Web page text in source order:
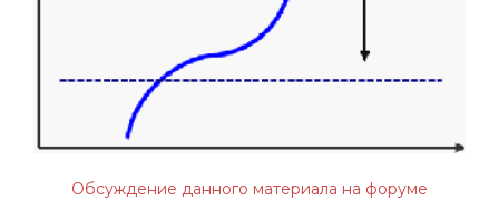
Обсуждение данного материала на форуме